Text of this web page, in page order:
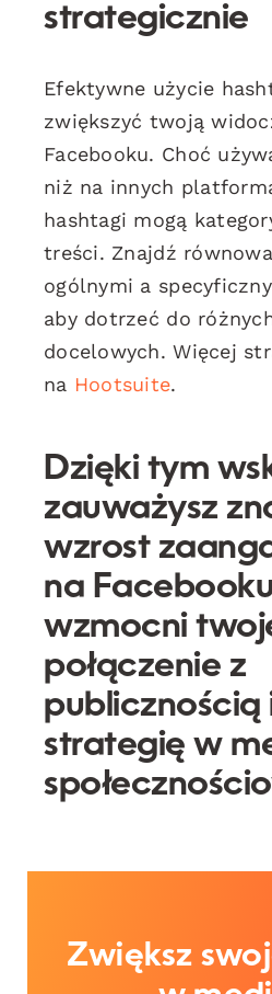
strategicznie
Efektywne użycie
zwiększyć twoją
Facebooku. Choć
niż na innych
hashtagi mogą
treści. Znajdź
ogólnymi a
aby dotrzeć do
docelowych. Więcej
na Hootsuite.
Dzięki tym
zauważysz
wzrost
na
wzmocni
połączenie z
publicznością
strategię w
Zwiększ